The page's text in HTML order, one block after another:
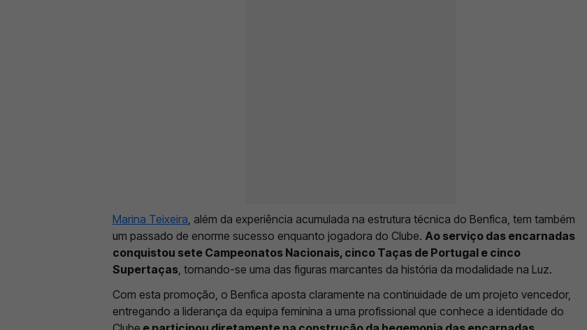
Marina Teixeira, além da experiência acumulada na estrutura técnica do Benfica, tem também
um passado de enorme sucesso enquanto jogadora do Clube. Ao serviço das encarnadas
conquistou sete Campeonatos Nacionais, cinco Taças de Portugal e cinco
Supertaças, tornando-se uma das figuras marcantes da história da modalidade na Luz.
Com esta promoção, o Benfica aposta claramente na continuidade de um projeto vencedor,
entregando a liderança da equipa feminina a uma profissional que conhece a identidade do